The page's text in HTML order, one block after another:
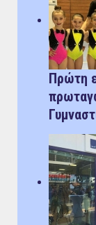
Πρώτη